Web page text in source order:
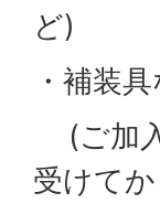
ど)
・補装
(ご加
受けて